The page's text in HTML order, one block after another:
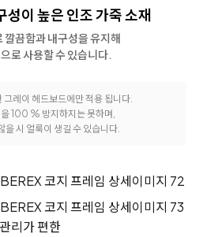
성이 높은 인조 가죽 소재
깔끔함과 내구성을 유지해
로 사용할 수 있습니다.
레이 헤드보드에만 적용 됩니다.
100 % 방지하지는 못하며,
을 시 얼룩이 생길 수 있습니다.
관리가 편한